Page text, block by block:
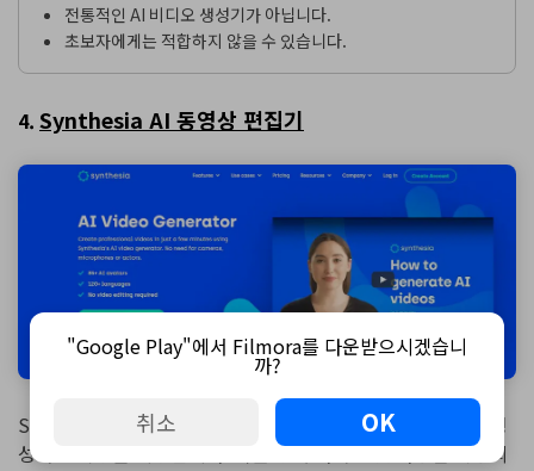
전통적인 AI 비디오 생성기가 아닙니다.
초보자에게는 적합하지 않을 수 있습니다.
4. Synthesia AI 동영상 편집기
Synthesia는 AI를 사용하여 가상의 발화자로부터 비디오를 생
성하는 기능을 제공합니다. 이를 통해 다국어 및 다양한 억양의
"Google Play"에서 Filmora를 다운받으시겠습니
까?
취소 OK